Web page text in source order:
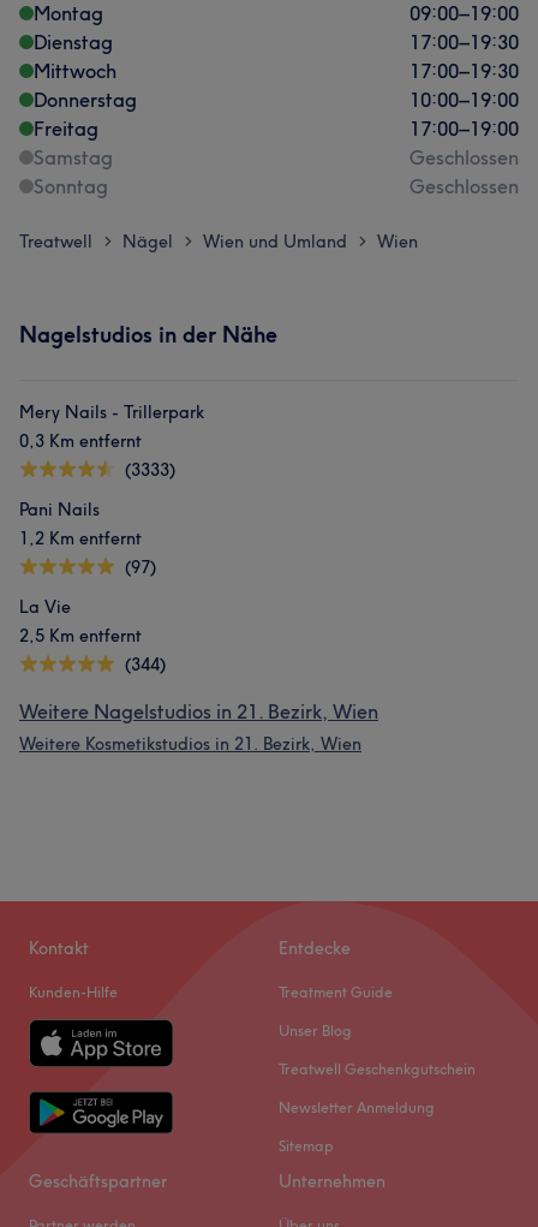
Montag
09:00–19:00
Dienstag
17:00–19:30
Mittwoch
17:00–19:30
Donnerstag
10:00–19:00
Freitag
17:00–19:00
Samstag
Geschlossen
Sonntag
Geschlossen
Treatwell > Nägel > Wien und Umland > Wien
Nagelstudios in der Nähe
Mery Nails - Trillerpark
0,3 Km entfernt
(3333)
Pani Nails
1,2 Km entfernt
(97)
La Vie
2,5 Km entfernt
(344)
Weitere Nagelstudios in 21. Bezirk, Wien
Weitere Kosmetikstudios in 21. Bezirk, Wien
Kontakt
Kunden-Hilfe
Entdecke
Treatment Guide
Unser Blog
Treatwell Geschenkgutschein
Newsletter Anmeldung
Sitemap
Geschäftspartner Unternehmen